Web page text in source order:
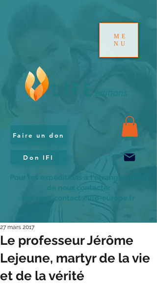
ME
NU
Faire un don
Don IFI
Pour les expéditions à l'étranger merci
de nous contacter
par mail contact@life-europe.fr
Le professeur Jérôme
Lejeune, martyr de la vie
et de la vérité
27 mars 2017